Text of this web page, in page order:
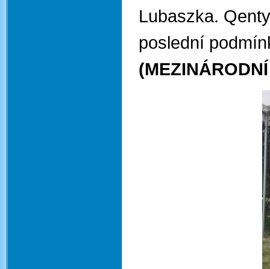
Lubaszka.
poslední